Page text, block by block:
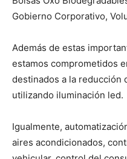
Gobierno Corporativo,
Además de estas
estamos comprometidos
destinados a la reducción
utilizando iluminación led.
Igualmente,
aires acondicionados,